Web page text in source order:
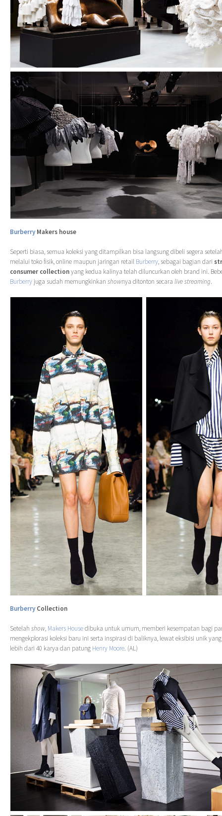
Burberry Makers house
Seperti biasa, semua koleksi yang ditampilkan bisa langsung dibeli segera
melalui toko fisik, online maupun jaringan retail Burberry, sebagai bagian dari
consumer collectionyang kedua kalinya telah diluncurkan oleh brand ini.
Burberry juga sudah memungkinkan shownya ditonton secara live streaming.
Burberry Collection
Setelah show, Makers Housedibuka untuk umum, memberi kesempatan bagi
mengekplorasi koleksi baru ini serta inspirasi di baliknya, lewat eksibisi unik
lebih dari 40 karya dan patung Henry Moore. (AL)